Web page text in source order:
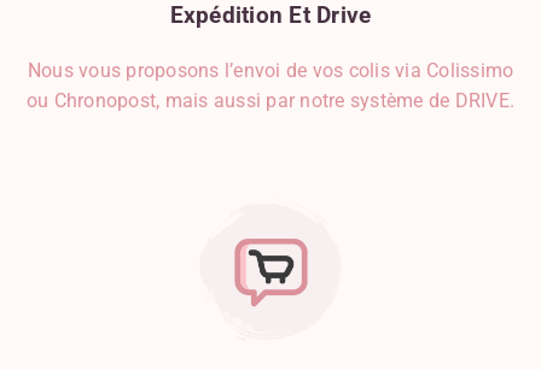
Expédition Et Drive
Nous vous proposons l’envoi de vos colis via Colissimo
ou Chronopost, mais aussi par notre système de DRIVE.